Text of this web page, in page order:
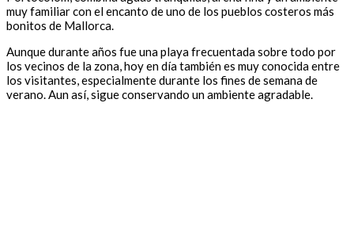
muy familiar con el encanto de uno de los pueblos costeros más
bonitos de Mallorca.
Aunque durante años fue una playa frecuentada sobre todo por
los vecinos de la zona, hoy en día también es muy conocida entre
los visitantes, especialmente durante los fines de semana de
verano. Aun así, sigue conservando un ambiente agradable.